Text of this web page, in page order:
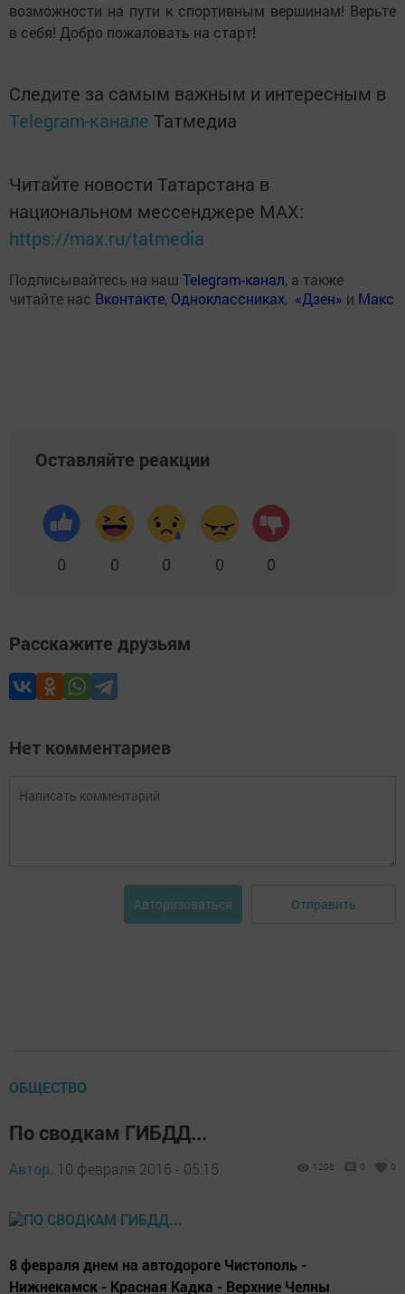
возможности на пути к спортивным вершинам! Верьте
в себя! Добро пожаловать на старт!
Следите за самым важным и интересным в
Telegram-канале Татмедиа
Читайте новости Татарстана в
национальном мессенджере MАХ:
https://max.ru/tatmedia
Подписывайтесь на наш Telegram-канал, а также
читайте нас Вконтакте, Одноклассниках, «Дзен» и Макс
Оставляйте реакции
0 0 0 0 0
Расскажите друзьям
Нет комментариев
Авторизоваться Отправить
ОБЩЕСТВО
По сводкам ГИБДД...
Автор, 10 февраля 2016 - 05:15 1208 0 0
8 февраля днем на автодороге Чистополь -
Нижнекамск - Красная Кадка - Верхние Челны